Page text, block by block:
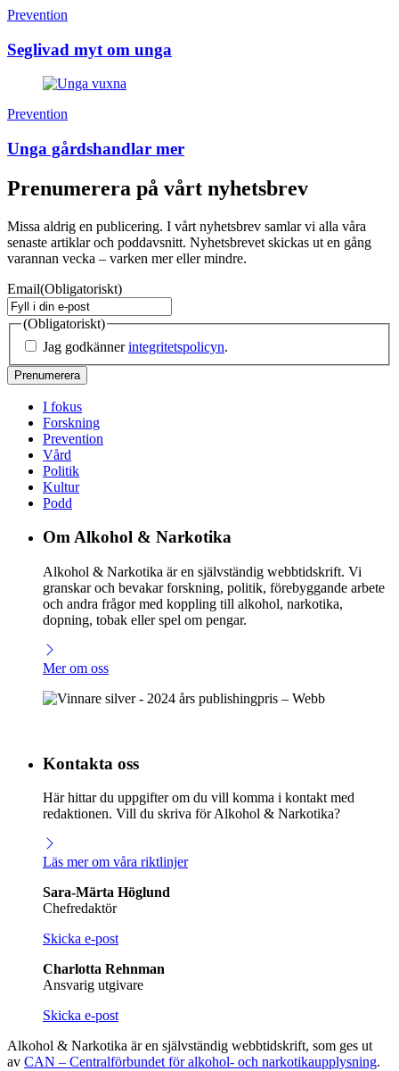
Prevention
Seglivad myt om unga
Prevention
Unga gårdshandlar mer
Prenumerera på vårt nyhetsbrev
Missa aldrig en publicering. I vårt nyhetsbrev samlar vi alla våra
senaste artiklar och poddavsnitt. Nyhetsbrevet skickas ut en gång
varannan vecka – varken mer eller mindre.
Email(Obligatoriskt)
(Obligatoriskt)
Jag godkännerintegritetspolicyn.
I fokus
Forskning
Prevention
Vård
Politik
Kultur
Podd
Om Alkohol & Narkotika
Alkohol & Narkotika är en självständig webbtidskrift. Vi
granskar och bevakar forskning, politik, förebyggande arbete
och andra frågor med koppling till alkohol, narkotika,
dopning, tobak eller spel om pengar.
Mer om oss
Kontakta oss
Här hittar du uppgifter om du vill komma i kontakt med
redaktionen. Vill du skriva för Alkohol & Narkotika?
Läs mer om våra riktlinjer
Sara-Märta Höglund
Chefredaktör
Skicka e-post
Charlotta Rehnman
Ansvarig utgivare
Skicka e-post
Alkohol & Narkotika är en självständig webbtidskrift, som ges ut
av CAN – Centralförbundet för alkohol- och narkotikaupplysning.